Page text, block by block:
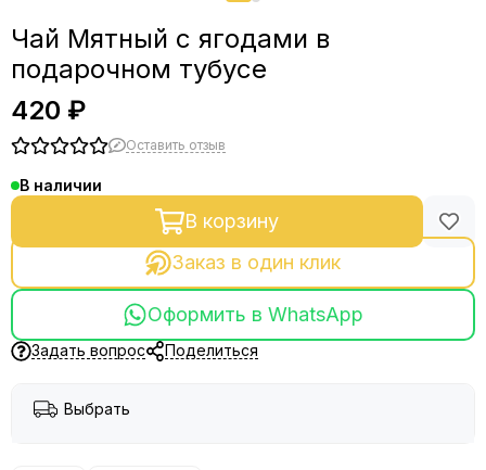
Чай Мятный с ягодами в
подарочном тубусе
420 ₽
Оставить отзыв
В наличии
В корзину
Заказ в один клик
Оформить в WhatsApp
Задать вопрос Поделиться
Выбрать